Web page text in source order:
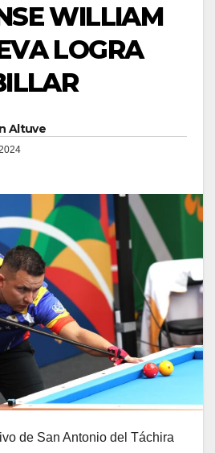
WILLIAM
LOGRA
Altuve
de San Antonio del Táchira